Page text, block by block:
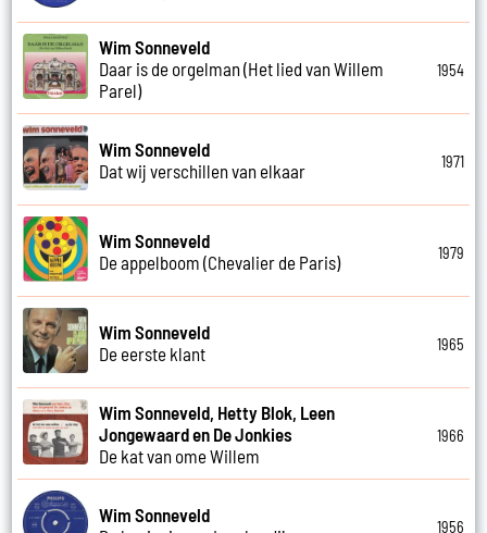
Wim Sonneveld
Daar is de orgelman (Het lied van Willem
Parel)
1954
Wim Sonneveld
Dat wij verschillen van elkaar
1971
Wim Sonneveld
De appelboom (Chevalier de Paris)
1979
Wim Sonneveld
De eerste klant
1965
Wim Sonneveld, Hetty Blok, Leen
Jongewaard en De Jonkies
De kat van ome Willem
1966
Wim Sonneveld
1956